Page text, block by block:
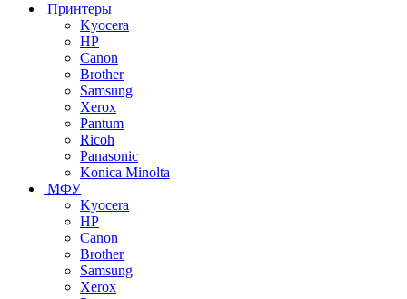
Принтеры
Kyocera
HP
Canon
Brother
Samsung
Xerox
Pantum
Ricoh
Panasonic
Konica Minolta
МФУ
Kyocera
HP
Canon
Brother
Samsung
Xerox